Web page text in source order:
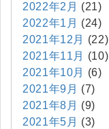
2022年2月 (21)
2022年1月 (24)
2021年12月
(22)
2021年11月
(10)
2021年10月
(6)
2021年9月 (7)
2021年8月 (9)
2021年5月 (3)